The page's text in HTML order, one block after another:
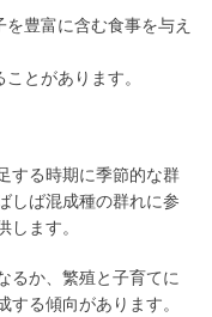
豊富に含む食事を与え
とがあります。
する時期に季節的な群
しば混成種の群れに参
ます。
るか、繁殖と子育てに
る傾向があります。